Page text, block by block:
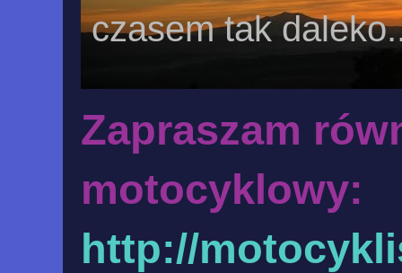
czasem tak
Zapraszam
motocyklowy:
http://